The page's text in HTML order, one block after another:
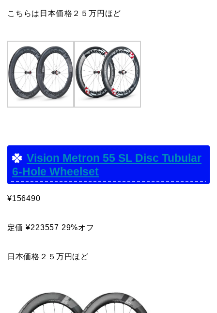
こちらは日本価格２５万円ほど
Vision Metron 55 SL Disc Tubular
6-Hole Wheelset
¥156490
定価 ¥223557 29%オフ
日本価格２５万円ほど